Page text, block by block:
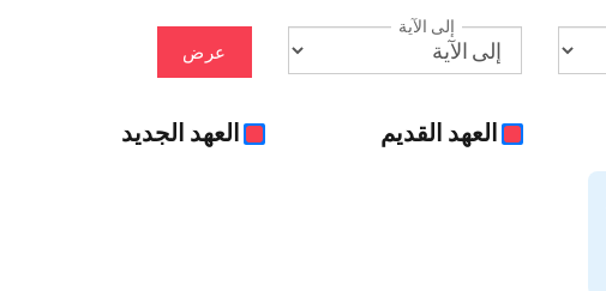
إلى الآية
عرض
العهد القديم العهد الجديد